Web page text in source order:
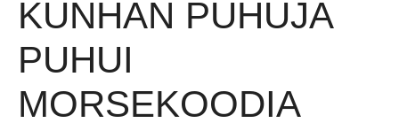
KUNHAN PUHUJA
PUHUI
MORSEKOODIA